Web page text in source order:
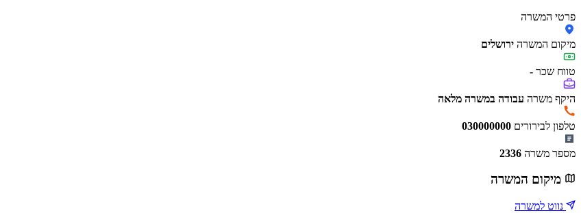
פרטי המשרה
מיקום המשרה ירושלים
טווח שכר -
היקף משרה עבודה במשרה מלאה
טלפון לבירורים 030000000
מספר משרה 2336
מיקום המשרה
נווט למשרה